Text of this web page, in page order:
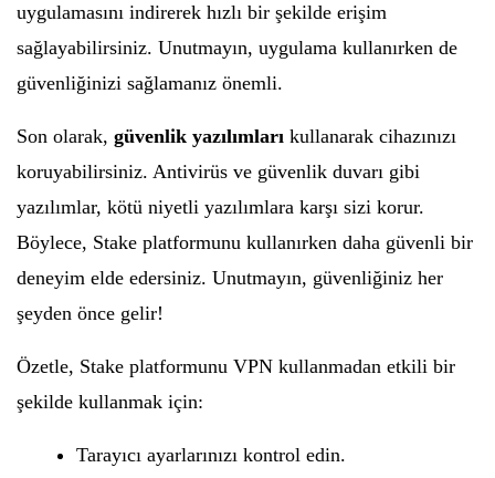
uygulamasını indirerek hızlı bir şekilde erişim
sağlayabilirsiniz. Unutmayın, uygulama kullanırken de
güvenliğinizi sağlamanız önemli.
Son olarak, güvenlik yazılımları kullanarak cihazınızı
koruyabilirsiniz. Antivirüs ve güvenlik duvarı gibi
yazılımlar, kötü niyetli yazılımlara karşı sizi korur.
Böylece, Stake platformunu kullanırken daha güvenli bir
deneyim elde edersiniz. Unutmayın, güvenliğiniz her
şeyden önce gelir!
Özetle, Stake platformunu VPN kullanmadan etkili bir
şekilde kullanmak için:
Tarayıcı ayarlarınızı kontrol edin.